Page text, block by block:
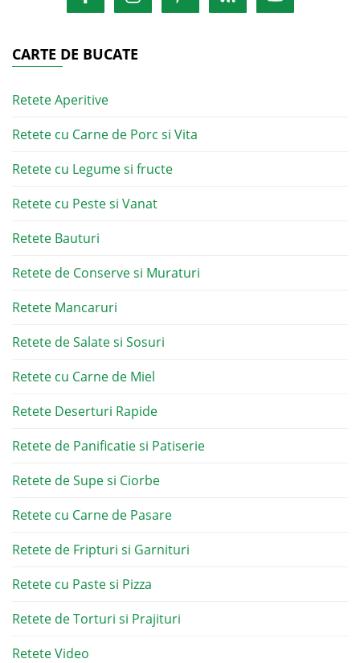
CARTE DE BUCATE
Retete Aperitive
Retete cu Carne de Porc si Vita
Retete cu Legume si fructe
Retete cu Peste si Vanat
Retete Bauturi
Retete de Conserve si Muraturi
Retete Mancaruri
Retete de Salate si Sosuri
Retete cu Carne de Miel
Retete Deserturi Rapide
Retete de Panificatie si Patiserie
Retete de Supe si Ciorbe
Retete cu Carne de Pasare
Retete de Fripturi si Garnituri
Retete cu Paste si Pizza
Retete de Torturi si Prajituri
Retete Video